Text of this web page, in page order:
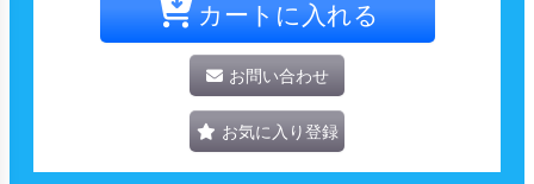
カートに入れる
お問い合わせ
お気に入り登録